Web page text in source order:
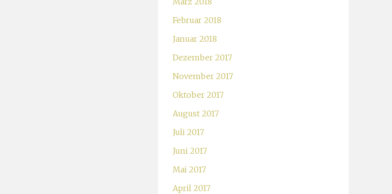
Februar 2018
Januar 2018
Dezember 2017
November 2017
Oktober 2017
August 2017
Juli 2017
Juni 2017
Mai 2017
April 2017